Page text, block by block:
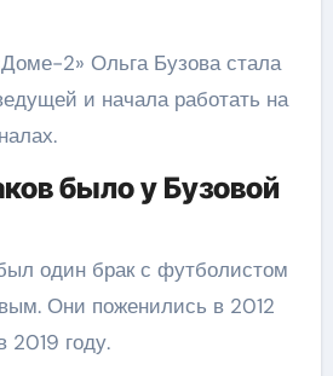
2» Ольга Бузова стала
и начала работать на
было у Бузовой
один брак с футболистом
Они поженились в 2012
2019 году.